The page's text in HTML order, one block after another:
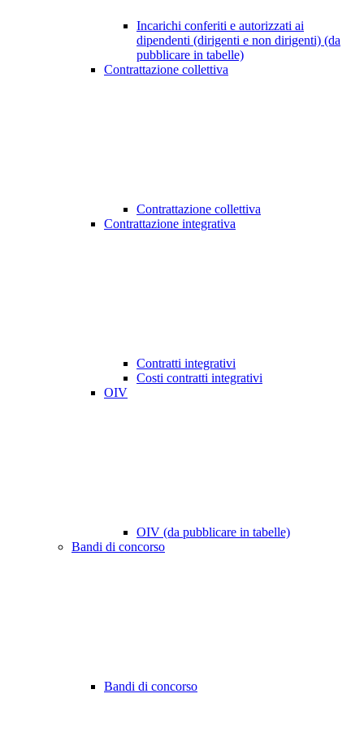
Incarichi conferiti e autorizzati ai
dipendenti (dirigenti e non dirigenti) (da
pubblicare in tabelle)
Contrattazione collettiva
Contrattazione collettiva
Contrattazione integrativa
Contratti integrativi
Costi contratti integrativi
OIV
OIV (da pubblicare in tabelle)
Bandi di concorso
Bandi di concorso